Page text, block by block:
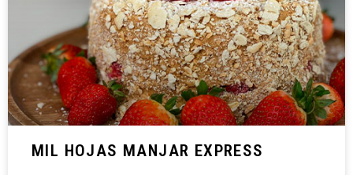
MIL HOJAS MANJAR EXPRESS